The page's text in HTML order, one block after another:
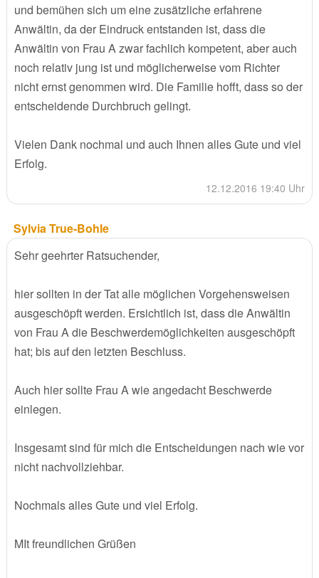
und bemühen sich um eine zusätzliche erfahrene
Anwältin, da der Eindruck entstanden ist, dass die
Anwältin von Frau A zwar fachlich kompetent, aber auch
noch relativ jung ist und möglicherweise vom Richter
nicht ernst genommen wird. Die Familie hofft, dass so der
entscheidende Durchbruch gelingt.
Vielen Dank nochmal und auch Ihnen alles Gute und viel
Erfolg.
12.12.2016 19:40 Uhr
Sylvia True-Bohle
Sehr geehrter Ratsuchender,
hier sollten in der Tat alle möglichen Vorgehensweisen
ausgeschöpft werden. Ersichtlich ist, dass die Anwältin
von Frau A die Beschwerdemöglichkeiten ausgeschöpft
hat; bis auf den letzten Beschluss.
Auch hier sollte Frau A wie angedacht Beschwerde
einlegen.
Insgesamt sind für mich die Entscheidungen nach wie vor
nicht nachvollziehbar.
Nochmals alles Gute und viel Erfolg.
MIt freundlichen Grüßen